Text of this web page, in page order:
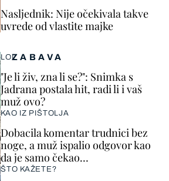
ZABAVA
LOL
"Je li živ, zna li se?": Snimka s
Jadrana postala hit, radi li i vaš
muž ovo?
KAO IZ PIŠTOLJA
Dobacila komentar trudnici bez
noge, a muž ispalio odgovor kao
da je samo čekao…
ŠTO KAŽETE?
Nasljednik: Nije očekivala takve
uvrede od vlastite majke